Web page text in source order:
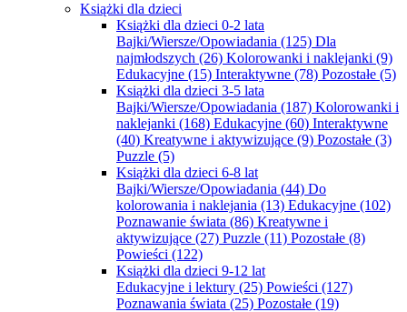
Książki dla dzieci
Książki dla dzieci 0-2 lata
Bajki/Wiersze/Opowiadania (125) Dla
najmłodszych (26) Kolorowanki i naklejanki (9)
Edukacyjne (15) Interaktywne (78) Pozostałe (5)
Książki dla dzieci 3-5 lata
Bajki/Wiersze/Opowiadania (187) Kolorowanki i
naklejanki (168) Edukacyjne (60) Interaktywne
(40) Kreatywne i aktywizujące (9) Pozostałe (3)
Puzzle (5)
Książki dla dzieci 6-8 lat
Bajki/Wiersze/Opowiadania (44) Do
kolorowania i naklejania (13) Edukacyjne (102)
Poznawanie świata (86) Kreatywne i
aktywizujące (27) Puzzle (11) Pozostałe (8)
Powieści (122)
Książki dla dzieci 9-12 lat
Edukacyjne i lektury (25) Powieści (127)
Poznawania świata (25) Pozostałe (19)